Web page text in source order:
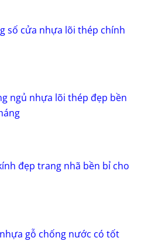
số cửa nhựa lõi thép chính
ngủ nhựa lõi thép đẹp bền
đẹp trang nhã bền bỉ cho
gỗ chống nước có tốt